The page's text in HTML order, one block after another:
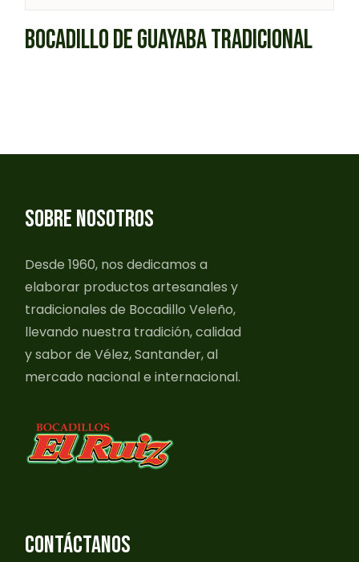
BOCADILLO DE GUAYABA TRADICIONAL
SOBRE NOSOTROS
Desde 1960, nos dedicamos a
elaborar productos artesanales y
tradicionales de Bocadillo Veleño,
llevando nuestra tradición, calidad
y sabor de Vélez, Santander, al
mercado nacional e internacional.
CONTÁCTANOS